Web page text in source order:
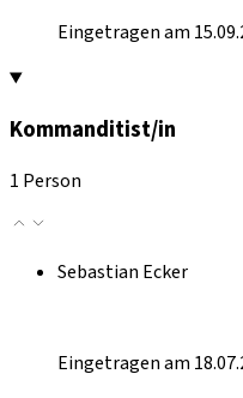
Eingetragen am
Kommanditist/in
1 Person
Sebastian Ecker
Eingetragen am